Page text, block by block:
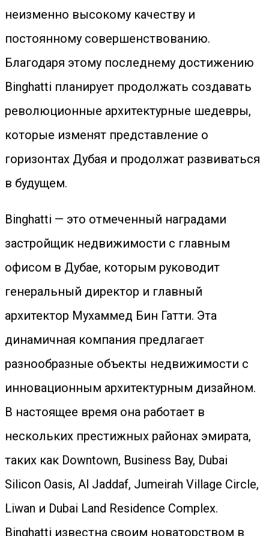
неизменно высокому качеству и
постоянному совершенствованию.
Благодаря этому последнему достижению
Binghatti планирует продолжать создавать
революционные архитектурные шедевры,
которые изменят представление о
горизонтах Дубая и продолжат развиваться
в будущем.
Binghatti — это отмеченный наградами
застройщик недвижимости с главным
офисом в Дубае, которым руководит
генеральный директор и главный
архитектор Мухаммед Бин Гатти. Эта
динамичная компания предлагает
разнообразные объекты недвижимости с
инновационным архитектурным дизайном.
В настоящее время она работает в
нескольких престижных районах эмирата,
таких как Downtown, Business Bay, Dubai
Silicon Oasis, Al Jaddaf, Jumeirah Village Circle,
Liwan и Dubai Land Residence Complex.
Binghatti известна своим новаторством в